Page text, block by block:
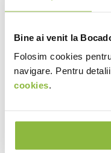
Bine ai venit la
Folosim cookies
navigare. Pentru
cookies.